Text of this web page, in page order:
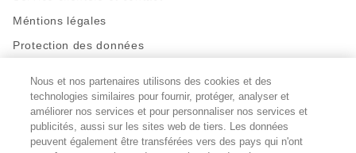
Méntions légales
Protection des données
Restez en contact!
Facebook
http://twitter.com/migros
https://www.youtube.com/user/
PinterestInstagram
Nous et nos partenaires utilisons des cookies et des
technologies similaires pour fournir, protéger, analyser et
améliorer nos services et pour personnaliser nos services et
publicités, aussi sur les sites web de tiers. Les données
peuvent également être transférées vers des pays qui n'ont